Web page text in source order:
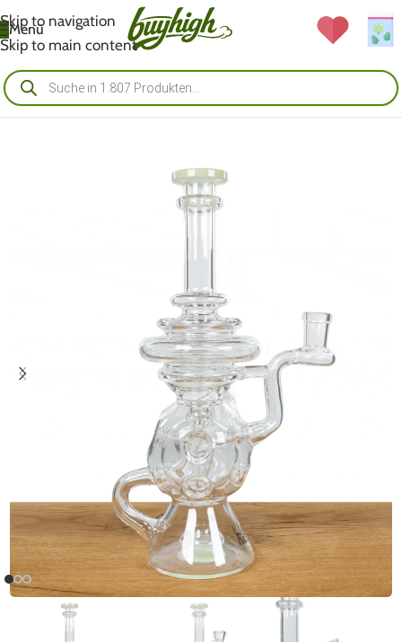
Skip to navigation
Skip to main content
Menü